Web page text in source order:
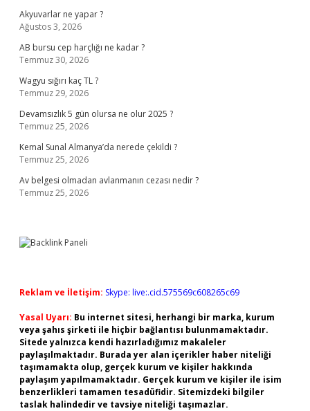
Akyuvarlar ne yapar ?
Ağustos 3, 2026
AB bursu cep harçlığı ne kadar ?
Temmuz 30, 2026
Wagyu sığırı kaç TL ?
Temmuz 29, 2026
Devamsızlık 5 gün olursa ne olur 2025 ?
Temmuz 25, 2026
Kemal Sunal Almanya’da nerede çekildi ?
Temmuz 25, 2026
Av belgesi olmadan avlanmanın cezası nedir ?
Temmuz 25, 2026
Reklam ve İletişim: Skype: live:.cid.575569c608265c69
Yasal Uyarı: Bu internet sitesi, herhangi bir marka, kurum
veya şahıs şirketi ile hiçbir bağlantısı bulunmamaktadır.
Sitede yalnızca kendi hazırladığımız makaleler
paylaşılmaktadır. Burada yer alan içerikler haber niteliği
taşımamakta olup, gerçek kurum ve kişiler hakkında
paylaşım yapılmamaktadır. Gerçek kurum ve kişiler ile isim
benzerlikleri tamamen tesadüfidir. Sitemizdeki bilgiler
taslak halindedir ve tavsiye niteliği taşımazlar.